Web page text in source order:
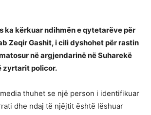
ka kërkuar ndihmën e qytetarëve për
Zeqir Gashit, i cili dyshohet për rastin
në argjendarinë në Suharekë
zyrtarit policor.
thuhet se një person i identifikuar
dhe ndaj të njëjtit është lëshuar